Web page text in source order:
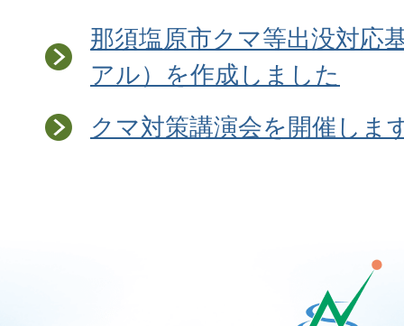
那須塩原市クマ等出没対応
アル）を作成しました
クマ対策講演会を開催しま